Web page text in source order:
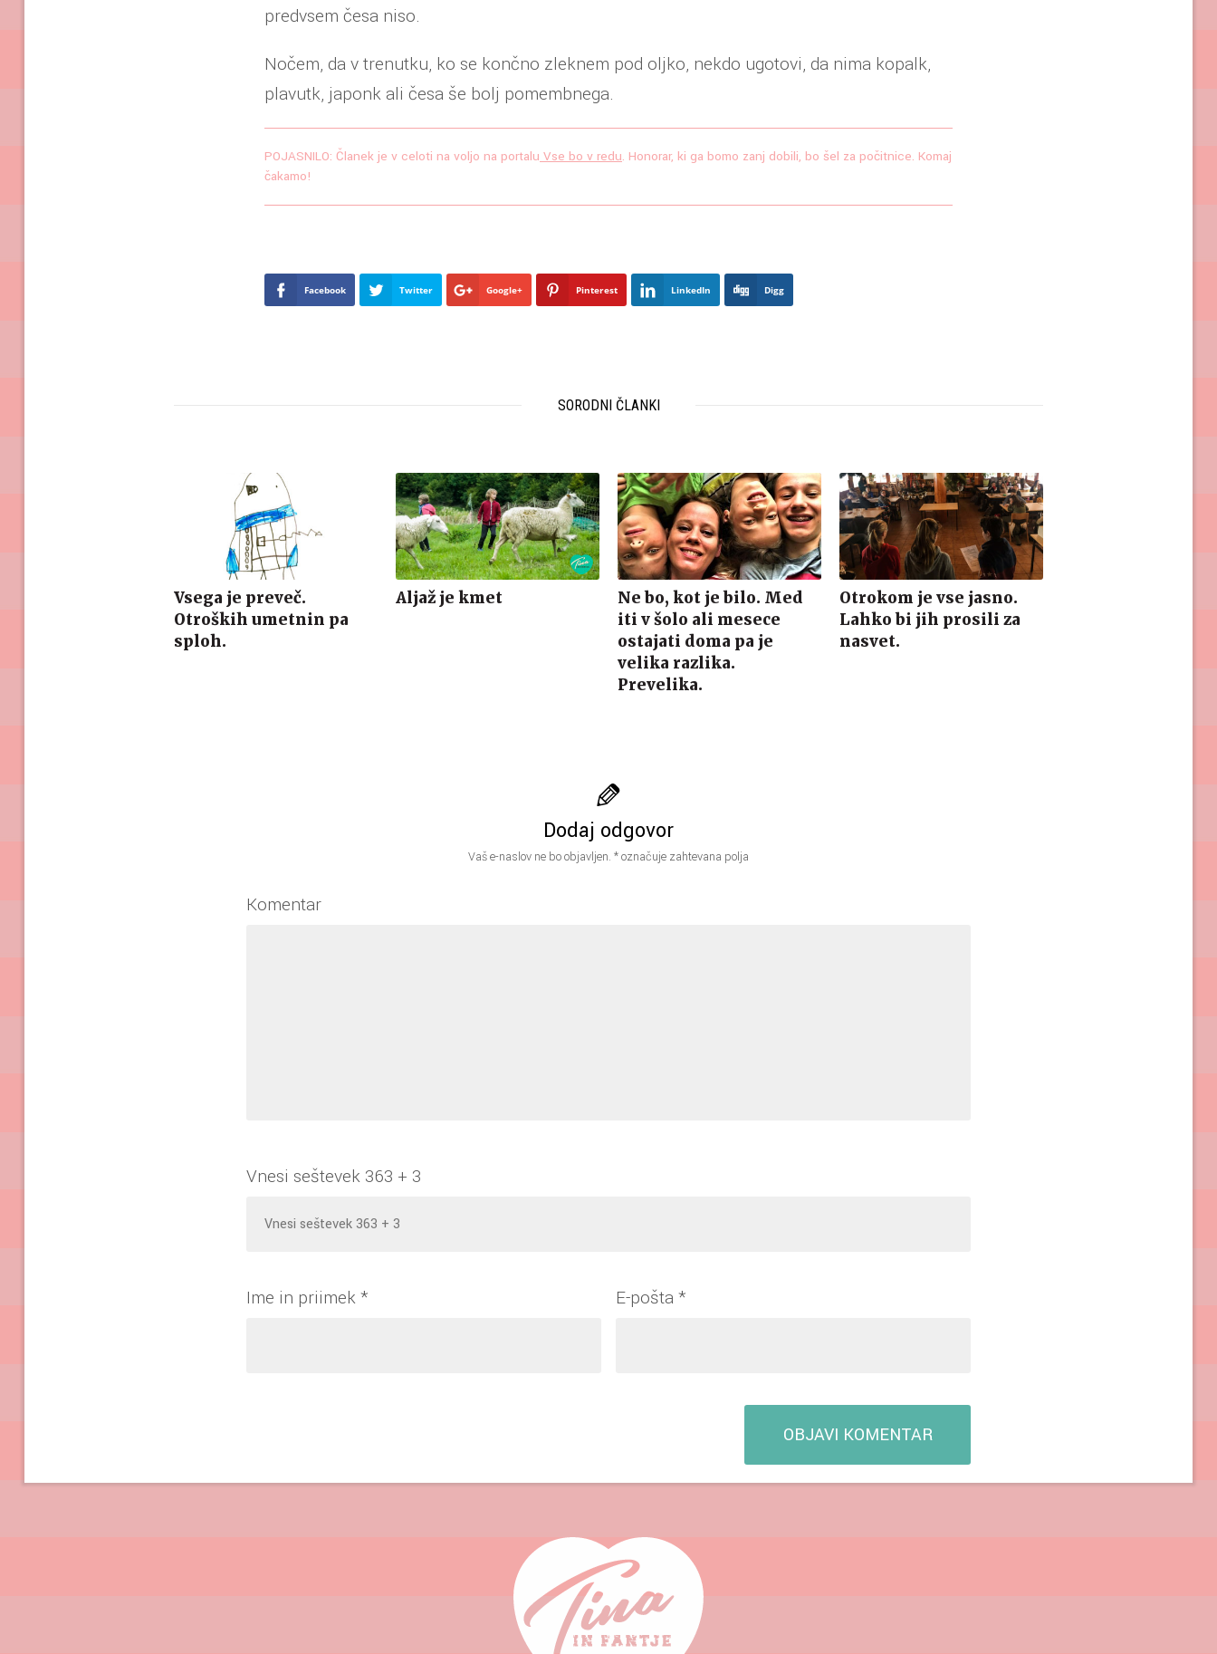
predvsem česa niso.
Nočem, da v trenutku, ko se končno zleknem pod oljko, nekdo ugotovi, da nima kopalk,
plavutk, japonk ali česa še bolj pomembnega.
POJASNILO: Članek je v celoti na voljo na portalu Vse bo v redu. Honorar, ki ga bomo zanj dobili, bo šel za počitnice. Komaj
čakamo!
Facebook Twitter Google+ Pinterest LinkedIn Digg
SORODNI ČLANKI
Vsega je preveč.
Otroških umetnin pa
sploh.
Aljaž je kmet
Ne bo, kot je bilo. Med
iti v šolo ali mesece
ostajati doma pa je
velika razlika.
Prevelika.
Otrokom je vse jasno.
Lahko bi jih prosili za
nasvet.
Dodaj odgovor
Vaš e-naslov ne bo objavljen. *označuje zahtevana polja
Komentar
Vnesi seštevek 363 + 3
Ime in priimek* E-pošta *